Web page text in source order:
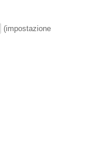
(impostazione